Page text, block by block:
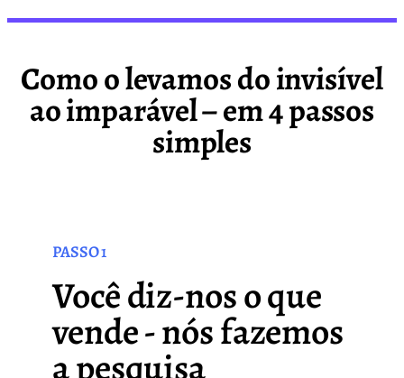
Como o levamos do invisível
ao imparável – em 4 passos
simples
PASSO 1
Você diz-nos o que
vende - nós fazemos
a pesquisa